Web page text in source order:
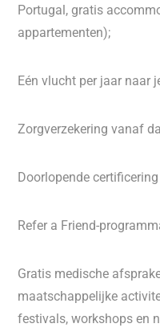
Portugal, gratis
appartementen);
Eén vlucht per jaar naar
Zorgverzekering vanaf
Doorlopende
Refer a Friend-
Gratis medische
maatschappelijke
festivals, workshops en